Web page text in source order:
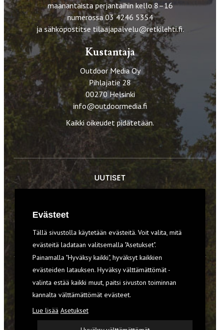
maanantaista perjantaihin kello 8–16
numerossa 03 4246 5354
ja sähköpostitse tilaajapalvelu@retkilehti.fi.
Kustantaja
Outdoor Media Oy
Pihlajatie 28
00270 Helsinki
info@outdoormedia.fi
Kaikki oikeudet pidätetään.
UUTISET
VARUSTEET
TILAA RETKI-LEHTI
YHTEYSTIEDOT
REKISTERISELOSTE
Evästeet
Tällä sivustolla käytetään evästeitä. Voit valita, mitä
evästeitä ladataan valitsemalla "Asetukset".
Painamalla "Hyväksy kaikki", hyväksyt kaikkien
evästeiden latauksen. Hyväksy välttämättömät -
valinta estää kaikki muut, paitsi sivuston toiminnan
kannalta välttämättömät evästeet.
Lue lisää Asetukset